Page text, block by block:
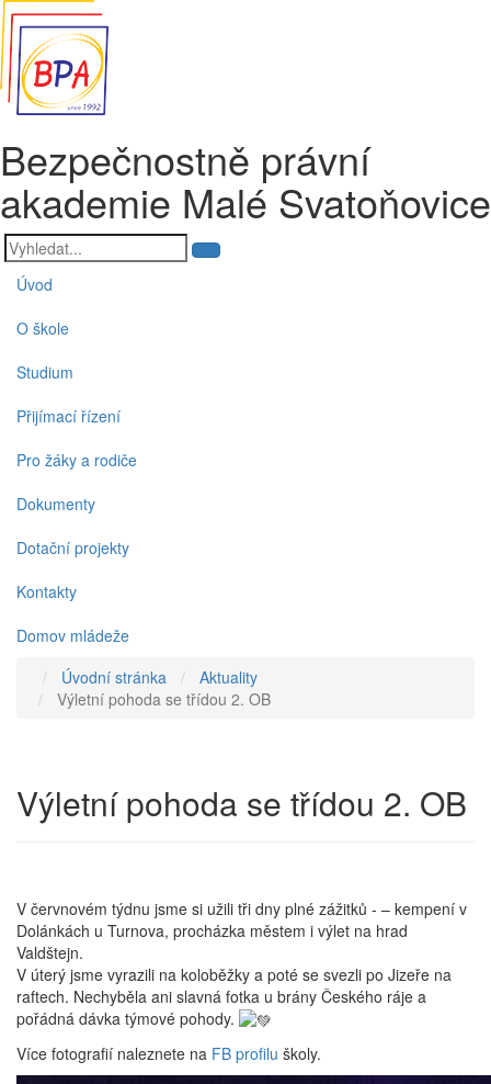
Bezpečnostně právní
akademie Malé Svatoňovice
Úvod
O škole
Studium
Přijímací řízení
Pro žáky a rodiče
Dokumenty
Dotační projekty
Kontakty
Domov mládeže
Úvodní stránka
Aktuality
Výletní pohoda se třídou 2. OB
Výletní pohoda se třídou 2. OB
V červnovém týdnu jsme si užili tři dny plné zážitků - – kempení v
Dolánkách u Turnova, procházka městem i výlet na hrad
Valdštejn.
V úterý jsme vyrazili na koloběžky a poté se svezli po Jizeře na
raftech. Nechyběla ani slavná fotka u brány Českého ráje a
pořádná dávka týmové pohody.
Více fotografií naleznete na FB profilu školy.